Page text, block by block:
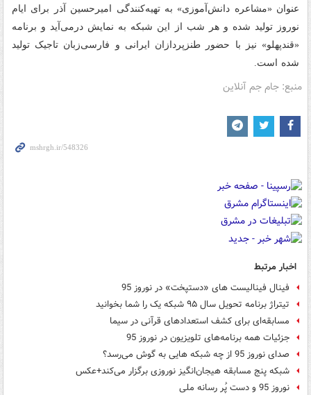
عنوان «مشاعره دانش‌آموزی» به تهیه‌کنندگی امیرحسین آذر برای ایام
نوروز تولید شده و هر شب از این شبکه به نمایش درمی‌آید و برنامه
«قندپهلو» نیز با حضور طنزپردازان ایرانی و فارسی‌زبان تاجیک تولید
شده است.
منبع: جام جم آنلاین
اخبار مرتبط
فینال فینالیست های «دستپخت» در نوروز 95
تیتراژ برنامه تحویل سال ۹۵ شبکه یک را شما بخوانید
مسابقه‌ای برای کشف استعدادهای قرآنی در سیما
جزئیات همه برنامه‌های تلویزیون در نوروز 95
صدای نوروز 95 از چه شبکه هایی به گوش می‌رسد؟
شبکه پنج مسابقه هیجان‌انگیز نوروزی برگزار می‌کند+عکس
نوروز 95 و دست پُر رسانه ملی